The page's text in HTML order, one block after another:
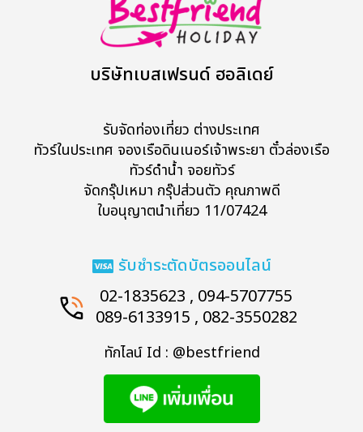
บริษัทเบสเฟรนด์ ฮอลิเดย์
รับจัดท่องเที่ยว ต่างประเทศ
ทัวร์ในประเทศ จองเรือดินเนอร์เจ้าพระยา ตั๋วล่องเรือ
ทัวร์ดำน้ำ จอยทัวร์
จัดกรุ๊ปเหมา กรุ๊ปส่วนตัว คุณภาพดี
ใบอนุญาตนำเที่ยว 11/07424
รับชำระตัดบัตรออนไลน์
02-1835623 , 094-5707755
089-6133915 , 082-3550282
ทักไลน์ Id : @bestfriend